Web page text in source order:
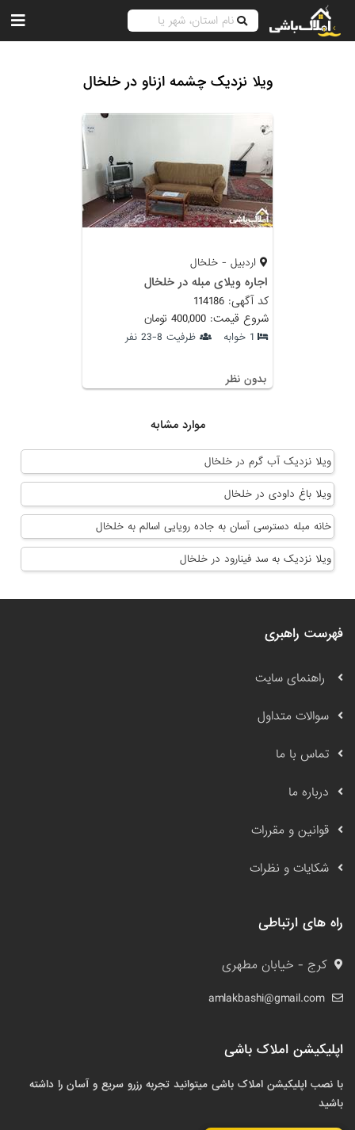
ویلا نزدیک چشمه ازناو در خلخال
اردبیل - خلخال
اجاره ویلای مبله در خلخال
کد آگهی: 114186
شروع قیمت: 400,000 تومان
1 خوابه ظرفیت 8-23 نفر
بدون نظر
موارد مشابه
ویلا نزدیک آب گرم در خلخال
ویلا باغ داودی در خلخال
خانه مبله دسترسی آسان به جاده رویایی اسالم به خلخال
ویلا نزدیک به سد فینارود در خلخال
فهرست راهبری
راهنمای سایت
سوالات متداول
تماس با ما
درباره ما
قوانین و مقررات
شکایات و نظرات
راه های ارتباطی
کرج - خیابان مطهری
amlakbashi@gmail.com
اپلیکیشن املاک باشی
با نصب اپلیکیشن املاک باشی میتوانید تجربه رزرو سریع و آسان را داشته
باشید